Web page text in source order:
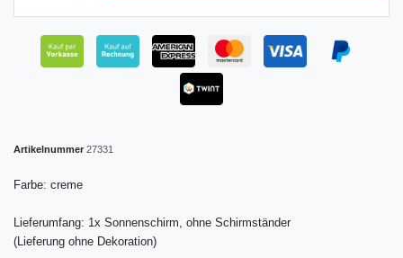
Artikelnummer 27331
Farbe: creme
Lieferumfang: 1x Sonnenschirm, ohne Schirmständer
(Lieferung ohne Dekoration)